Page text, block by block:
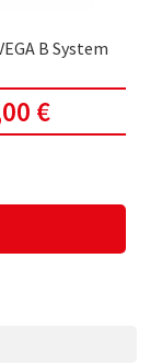
B System
€